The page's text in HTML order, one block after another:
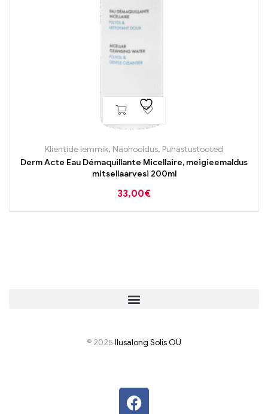
Klientide lemmik, Näohooldus, Puhastustooted
Derm Acte Eau Démaquillante Micellaire, meigieemaldus
mitsellaarvesi 200ml
33,00€
© 2025 Ilusalong Solis OÜ